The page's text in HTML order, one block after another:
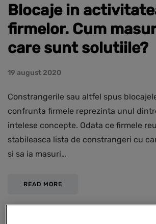
Blocaje in
firmelor. Cum
care sunt solutiile?
19 august 2020
Constrangerile sau altfel spus
confrunta firmele reprezinta unul
intelese concepte. Odata ce firmele
stabileasca lista de constrangeri cu
si sa ia masuri…
READ MORE